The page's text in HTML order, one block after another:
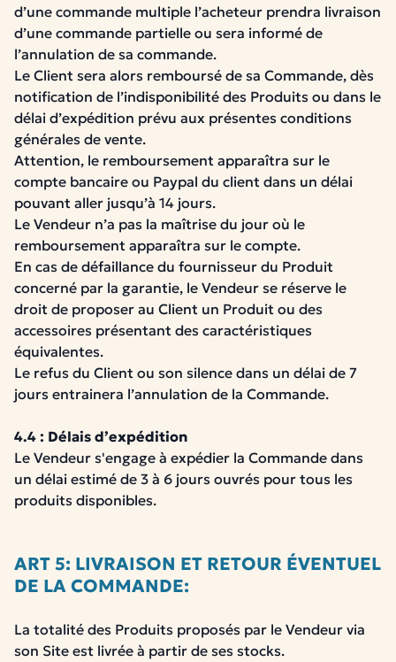
d’une commande multiple l’acheteur prendra livraison
d’une commande partielle ou sera informé de
l’annulation de sa commande.
Le Client sera alors remboursé de sa Commande, dès
notification de l’indisponibilité des Produits ou dans le
délai d’expédition prévu aux présentes conditions
générales de vente.
Attention, le remboursement apparaîtra sur le
compte bancaire ou Paypal du client dans un délai
pouvant aller jusqu’à 14 jours.
Le Vendeur n’a pas la maîtrise du jour où le
remboursement apparaîtra sur le compte.
En cas de défaillance du fournisseur du Produit
concerné par la garantie, le Vendeur se réserve le
droit de proposer au Client un Produit ou des
accessoires présentant des caractéristiques
équivalentes.
Le refus du Client ou son silence dans un délai de 7
jours entrainera l’annulation de la Commande.
4.4 : Délais d’expédition
Le Vendeur s'engage à expédier la Commande dans
un délai estimé de 3 à 6 jours ouvrés pour tous les
produits disponibles.
ART 5: LIVRAISON ET RETOUR ÉVENTUEL
DE LA COMMANDE:
La totalité des Produits proposés par le Vendeur via
son Site est livrée à partir de ses stocks.